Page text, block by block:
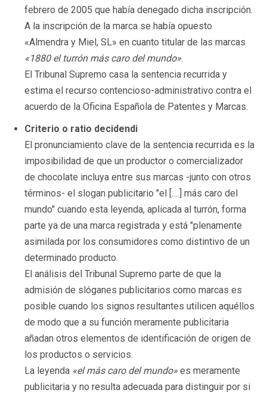
febrero de 2005 que había denegado dicha inscripción.
A la inscripción de la marca se había opuesto
«Almendra y Miel, SL» en cuanto titular de las marcas
«1880 el turrón más caro del mundo».
El Tribunal Supremo casa la sentencia recurrida y
estima el recurso contencioso-administrativo contra el
acuerdo de la Oficina Española de Patentes y Marcas.
Criterio o ratio decidendi
El pronunciamiento clave de la sentencia recurrida es la
imposibilidad de que un productor o comercializador
de chocolate incluya entre sus marcas -junto con otros
términos- el slogan publicitario "el [….] más caro del
mundo" cuando esta leyenda, aplicada al turrón, forma
parte ya de una marca registrada y está "plenamente
asimilada por los consumidores como distintivo de un
determinado producto.
El análisis del Tribunal Supremo parte de que la
admisión de slóganes publicitarios como marcas es
posible cuando los signos resultantes utilicen aquéllos
de modo que a su función meramente publicitaria
añadan otros elementos de identificación de origen de
los productos o servicios.
La leyenda «el más caro del mundo» es meramente
publicitaria y no resulta adecuada para distinguir por si